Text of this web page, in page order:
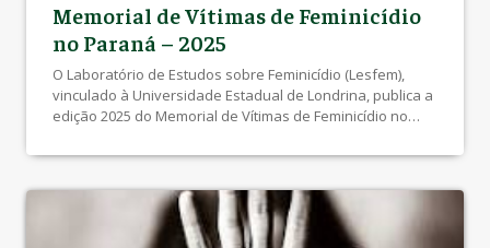
Memorial de Vítimas de Feminicídio
no Paraná – 2025
O Laboratório de Estudos sobre Feminicídio (Lesfem),
vinculado à Universidade Estadual de Londrina, publica a
edição 2025 do Memorial de Vítimas de Feminicídio no
consumados no estado. A publicação se soma ao debate
nº 15.334/2026, […]